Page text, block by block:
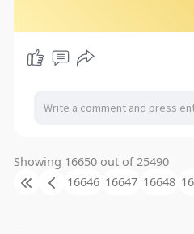
Showing 16650 out of 25490
16646 16647 16648